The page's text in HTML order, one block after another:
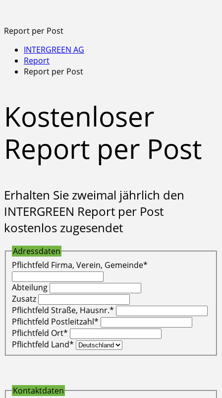
Report per Post
INTERGREEN AG
Report
Report per Post
Kostenloser
Report per Post
Erhalten Sie zweimal jährlich den
INTERGREEN Report per Post
kostenlos zugesendet
Adressdaten
Pflichtfeld Firma, Verein, Gemeinde*
Abteilung
Zusatz
Pflichtfeld Straße, Hausnr.*
Pflichtfeld Postleitzahl*
Pflichtfeld Ort*
Pflichtfeld Land*
Kontaktdaten